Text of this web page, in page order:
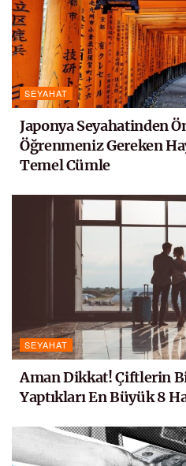
SEYAHAT
Japonya Seyahatinden
Öğrenmeniz Gereken
Temel Cümle
SEYAHAT
Aman Dikkat! Çiftlerin
Yaptıkları En Büyük 8